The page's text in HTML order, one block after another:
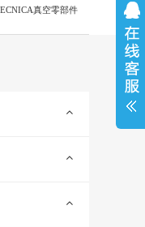
真空零部件